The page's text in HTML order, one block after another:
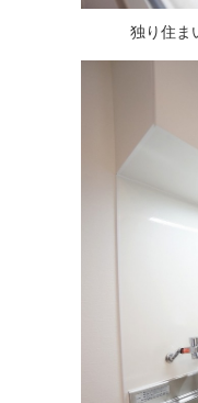
独り住ま